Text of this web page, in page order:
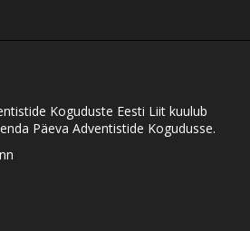
Koguduste Eesti Liit kuulub
Päeva Adventistide Kogudusse.